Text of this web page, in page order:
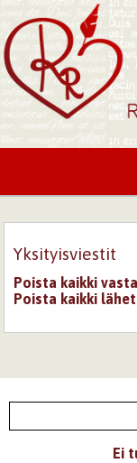
Yksityisviestit
Poista kaikki
Poista kaikki
Ei